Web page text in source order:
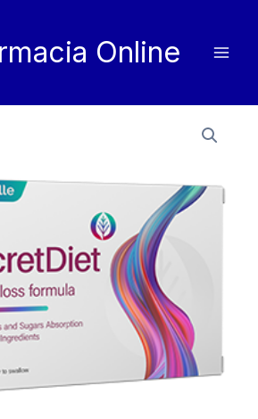
Online